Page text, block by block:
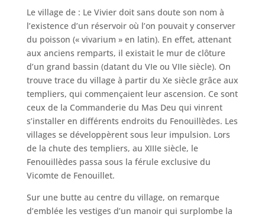
Le village de : Le Vivier doit sans doute son nom à
l’existence d’un réservoir où l’on pouvait y conserver
du poisson (« vivarium » en latin). En effet, attenant
aux anciens remparts, il existait le mur de clôture
d’un grand bassin (datant du VIe ou VIIe siècle). On
trouve trace du village à partir du Xe siècle grâce aux
templiers, qui commençaient leur ascension. Ce sont
ceux de la Commanderie du Mas Deu qui vinrent
s’installer en différents endroits du Fenouillèdes. Les
villages se développèrent sous leur impulsion. Lors
de la chute des templiers, au XIIIe siècle, le
Fenouillèdes passa sous la férule exclusive du
Vicomte de Fenouillet.
Sur une butte au centre du village, on remarque
d’emblée les vestiges d’un manoir qui surplombe la